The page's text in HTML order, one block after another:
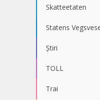
Skatteetaten
Statens
Știri
TOLL
Trai